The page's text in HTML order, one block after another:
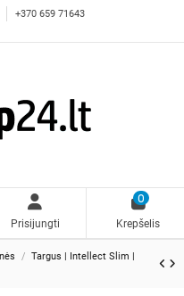
+370 659 71643
Prisijungti
0
Krepšelis
Targus | Intellect Slim |